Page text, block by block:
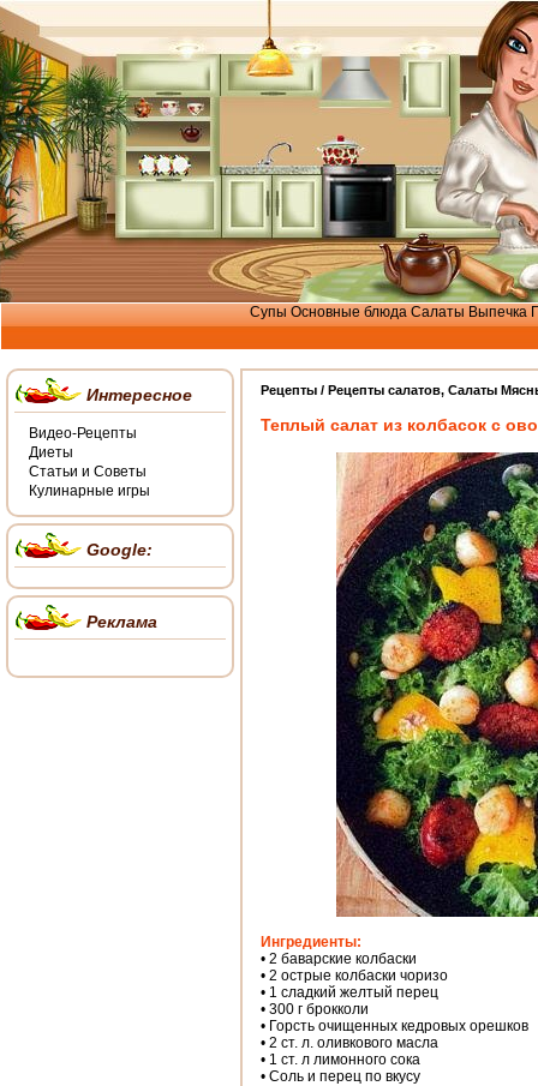
Супы Основные блюда Салаты Выпечка
Рецепты / Рецепты салатов, Салаты
Теплый салат из колбасок с
Ингредиенты:
• 2 баварские колбаски
• 2 острые колбаски чоризо
• 1 сладкий желтый перец
• 300 г брокколи
• Горсть очищенных кедровых орешков
• 2 ст. л. оливкового масла
• 1 ст. л лимонного сока
• Соль и перец по вкусу
Интересное
Видео-Рецепты
Диеты
Статьи и Советы
Кулинарные игры
Google:
Реклама